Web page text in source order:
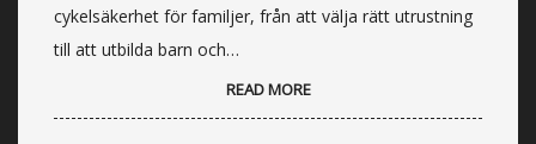
cykelsäkerhet för familjer, från att välja rätt utrustning
till att utbilda barn och…
READ MORE